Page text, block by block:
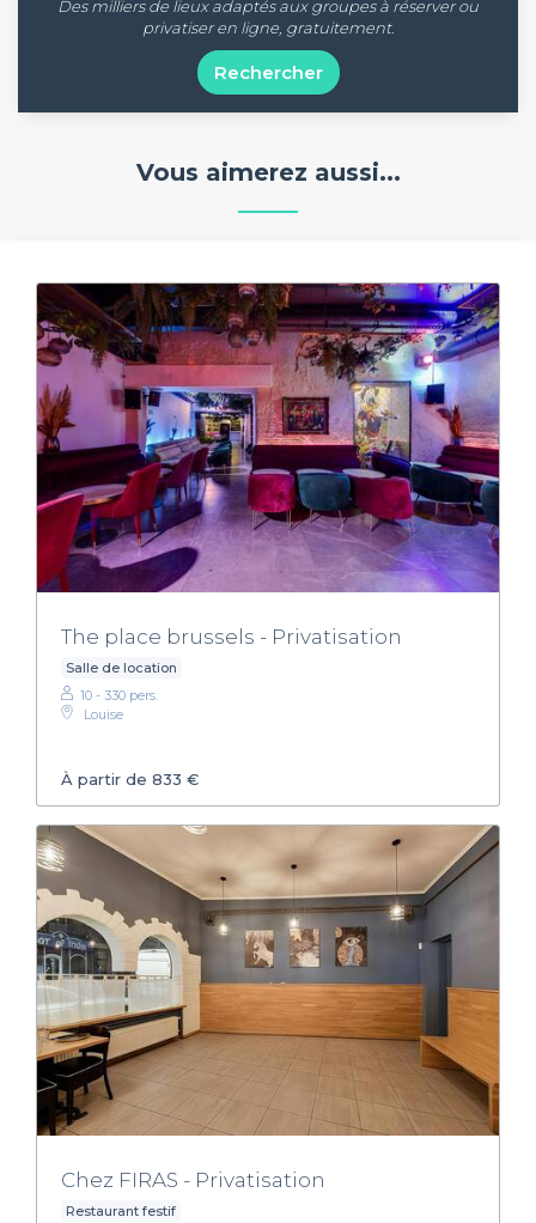
Des milliers de lieux adaptés aux groupes à réserver ou
privatiser en ligne, gratuitement.
Rechercher
Vous aimerez aussi...
The place brussels - Privatisation
Salle de location
10 - 330 pers.
Louise
À partir de 833 €
Chez FIRAS - Privatisation
Restaurant festif